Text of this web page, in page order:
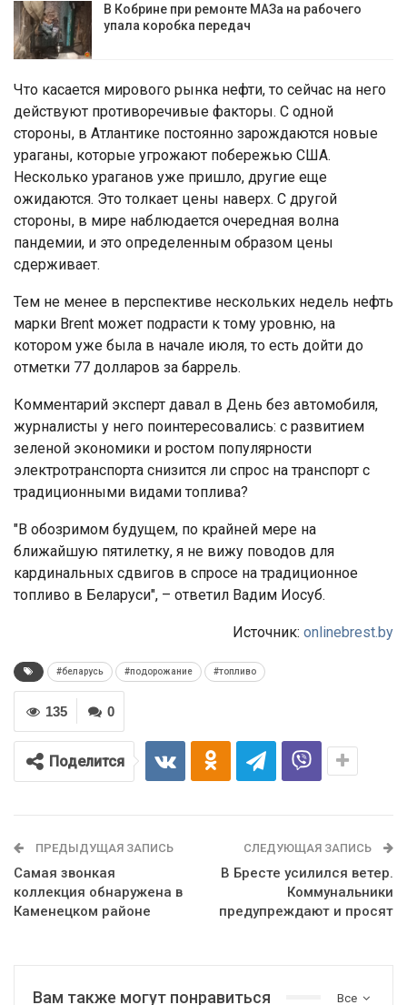
В Кобрине при ремонте МАЗа на рабочего
упала коробка передач
Что касается мирового рынка нефти, то сейчас на него
действуют противоречивые факторы. С одной
стороны, в Атлантике постоянно зарождаются новые
ураганы, которые угрожают побережью США.
Несколько ураганов уже пришло, другие еще
ожидаются. Это толкает цены наверх. С другой
стороны, в мире наблюдается очередная волна
пандемии, и это определенным образом цены
сдерживает.
Тем не менее в перспективе нескольких недель нефть
марки Brent может подрасти к тому уровню, на
котором уже была в начале июля, то есть дойти до
отметки 77 долларов за баррель.
Комментарий эксперт давал в День без автомобиля,
журналисты у него поинтересовались: с развитием
зеленой экономики и ростом популярности
электротранспорта снизится ли спрос на транспорт с
традиционными видами топлива?
"В обозримом будущем, по крайней мере на
ближайшую пятилетку, я не вижу поводов для
кардинальных сдвигов в спросе на традиционное
топливо в Беларуси", – ответил Вадим Иосуб.
Источник: onlinebrest.by
#беларусь #подорожание #топливо
0
135
Поделится
ПРЕДЫДУЩАЯ ЗАПИСЬ
Самая звонкая
коллекция обнаружена в
Каменецком районе
СЛЕДУЮЩАЯ ЗАПИСЬ
В Бресте усилился ветер.
Коммунальники
предупреждают и просят
Все
Вам также могут понравиться